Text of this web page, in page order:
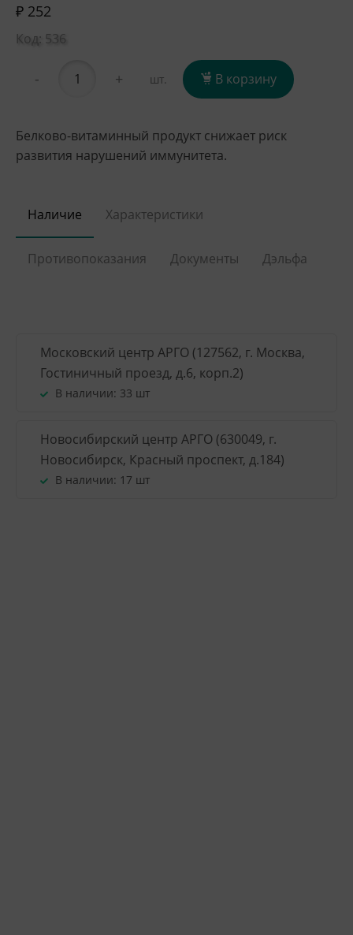
₽ 252
Код: 536
- + шт. В корзину
Белково-витаминный продукт снижает риск
развития нарушений иммунитета.
Наличие Характеристики
Противопоказания Документы Дэльфа
Московский центр АРГО (127562, г. Москва,
Гостиничный проезд, д.6, корп.2)
В наличии: 33 шт
Новосибирский центр АРГО (630049, г.
Новосибирск, Красный проспект, д.184)
В наличии: 17 шт